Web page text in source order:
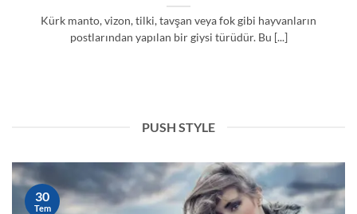
Kürk manto, vizon, tilki, tavşan veya fok gibi hayvanların
postlarından yapılan bir giysi türüdür. Bu [...]
PUSH STYLE
30
Tem